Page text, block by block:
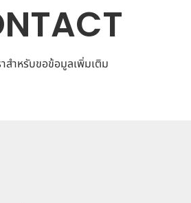
สำหรับขอข้อมูลเพิ่มเติม